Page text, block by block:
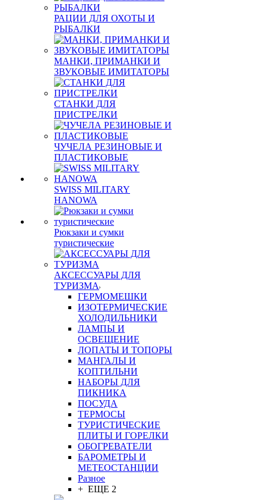
РАЦИИ ДЛЯ ОХОТЫ И
РЫБАЛКИ
МАНКИ, ПРИМАНКИ И
ЗВУКОВЫЕ ИМИТАТОРЫ
СТАНКИ ДЛЯ
ПРИСТРЕЛКИ
ЧУЧЕЛА РЕЗИНОВЫЕ И
ПЛАСТИКОВЫЕ
SWISS MILITARY
HANOWA
Рюкзаки и сумки
туристические
АКСЕССУАРЫ ДЛЯ
ТУРИЗМА
ГЕРМОМЕШКИ
ИЗОТЕРМИЧЕСКИЕ
ХОЛОДИЛЬНИКИ
ЛАМПЫ И
ОСВЕЩЕНИЕ
ЛОПАТЫ И ТОПОРЫ
МАНГАЛЫ И
КОПТИЛЬНИ
НАБОРЫ ДЛЯ
ПИКНИКА
ПОСУДА
ТЕРМОСЫ
ТУРИСТИЧЕСКИЕ
ПЛИТЫ И ГОРЕЛКИ
ОБОГРЕВАТЕЛИ
БАРОМЕТРЫ И
МЕТЕОСТАНЦИИ
Разное
+ ЕЩЕ 2